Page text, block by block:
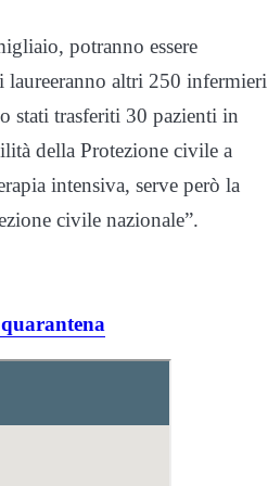
potranno essere
laureeranno altri 250 infermieri
stati trasferiti 30 pazienti in
della Protezione civile a
intensiva, serve però la
civile nazionale”.